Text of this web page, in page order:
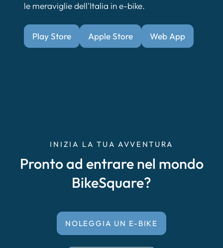
le meraviglie dell'Italia in e-bike.
Play Store Apple Store Web App
INIZIA LA TUA AVVENTURA
Pronto ad entrare nel mondo
BikeSquare?
NOLEGGIA UN E-BIKE